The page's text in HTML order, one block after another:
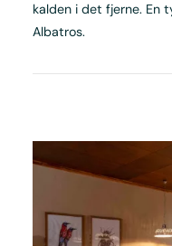
kalden i det fjerne. En
Albatros.